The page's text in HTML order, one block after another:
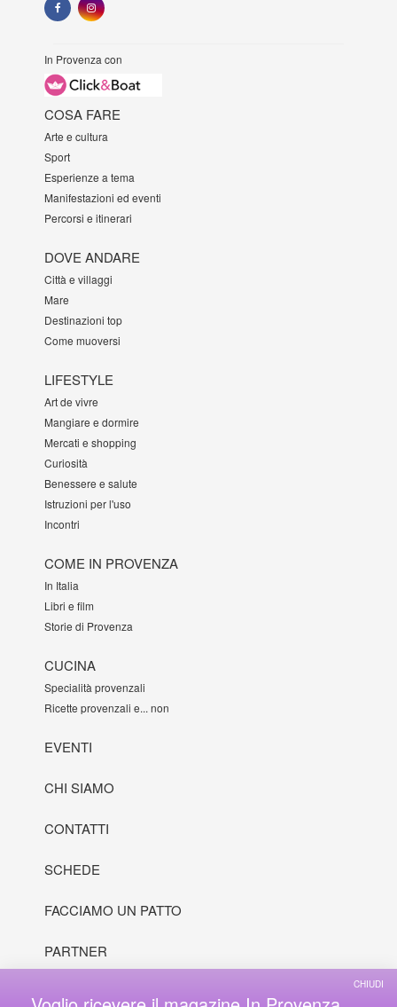
In Provenza con
COSA FARE
Arte e cultura
Sport
Esperienze a tema
Manifestazioni ed eventi
Percorsi e itinerari
DOVE ANDARE
Città e villaggi
Mare
Destinazioni top
Come muoversi
LIFESTYLE
Art de vivre
Mangiare e dormire
Mercati e shopping
Curiosità
Benessere e salute
Istruzioni per l'uso
Incontri
COME IN PROVENZA
In Italia
Libri e film
Storie di Provenza
CUCINA
Specialità provenzali
Ricette provenzali e... non
EVENTI
CHI SIAMO
CONTATTI
SCHEDE
FACCIAMO UN PATTO
PARTNER
CHIUDI